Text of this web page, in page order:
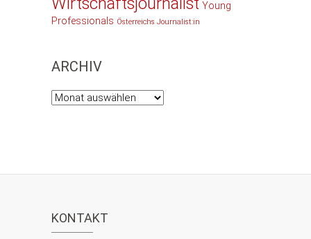
Young
Professionals Österreichs Journalist:in
ARCHIV
Archiv
KONTAKT